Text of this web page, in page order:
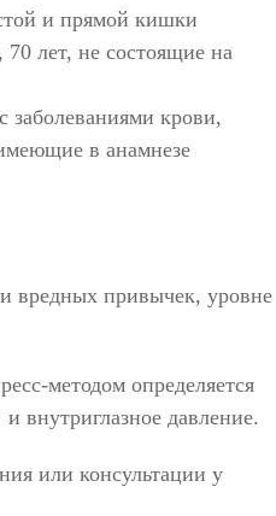
и прямой кишки
лет, не состоящие на
заболеваниями крови,
в анамнезе
вредных привычек, уровне
методом определяется
внутриглазное давление.
или консультации у